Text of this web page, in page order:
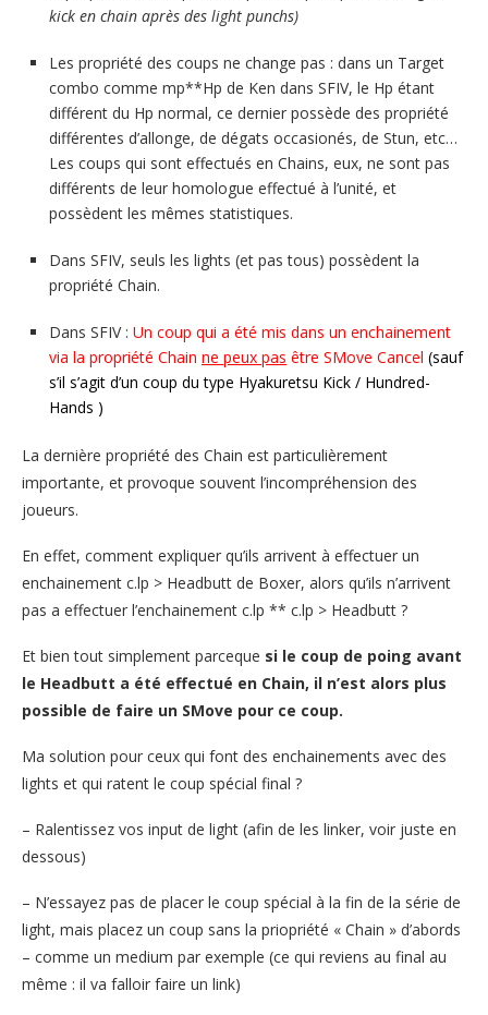
kick en chain après des light punchs)
Les propriété des coups ne change pas : dans un Target
combo comme mp**Hp de Ken dans SFIV, le Hp étant
différent du Hp normal, ce dernier possède des propriété
différentes d’allonge, de dégats occasionés, de Stun, etc…
Les coups qui sont effectués en Chains, eux, ne sont pas
différents de leur homologue effectué à l’unité, et
possèdent les mêmes statistiques.
Dans SFIV, seuls les lights (et pas tous) possèdent la
propriété Chain.
Dans SFIV : Un coup qui a été mis dans un enchainement
via la propriété Chain ne peux pas être SMove Cancel (sauf
s’il s’agit d’un coup du type Hyakuretsu Kick / Hundred-
Hands )
La dernière propriété des Chain est particulièrement
importante, et provoque souvent l’incompréhension des
joueurs.
En effet, comment expliquer qu’ils arrivent à effectuer un
enchainement c.lp > Headbutt de Boxer, alors qu’ils n’arrivent
pas a effectuer l’enchainement c.lp ** c.lp > Headbutt ?
Et bien tout simplement parceque si le coup de poing avant
le Headbutt a été effectué en Chain, il n’est alors plus
possible de faire un SMove pour ce coup.
Ma solution pour ceux qui font des enchainements avec des
lights et qui ratent le coup spécial final ?
– Ralentissez vos input de light (afin de les linker, voir juste en
dessous)
– N’essayez pas de placer le coup spécial à la fin de la série de
light, mais placez un coup sans la priopriété « Chain » d’abords
– comme un medium par exemple (ce qui reviens au final au
même : il va falloir faire un link)